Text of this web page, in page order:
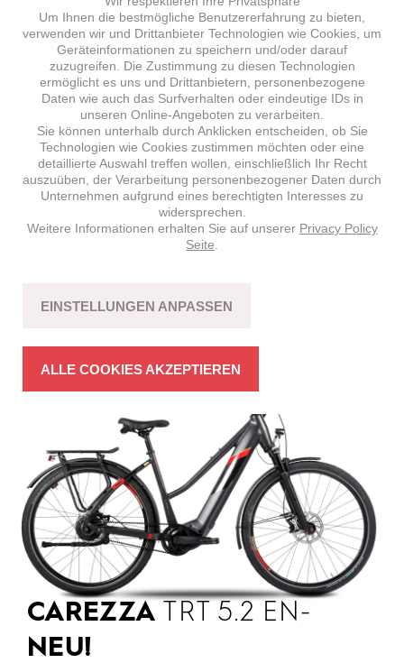
HT 5.1 –
Fahrspass mit Bikes in stimmiger Struktur.
CAREZZA TRT 5.2 EN-
NEU!
Um Ihnen die bestmögliche Benutzererfahrung zu bieten,
verwenden wir und Drittanbieter Technologien wie Cookies, um
Geräteinformationen zu speichern und/oder darauf
zuzugreifen. Die Zustimmung zu diesen Technologien
ermöglicht es uns und Drittanbietern, personenbezogene
Daten wie auch das Surfverhalten oder eindeutige IDs in
unseren Online-Angeboten zu verarbeiten.
Sie können unterhalb durch Anklicken entscheiden, ob Sie
Technologien wie Cookies zustimmen möchten oder eine
detaillierte Auswahl treffen wollen, einschließlich Ihr Recht
auszuüben, der Verarbeitung personenbezogener Daten durch
Unternehmen aufgrund eines berechtigten Interesses zu
widersprechen.
Weitere Informationen erhalten Sie auf unserer Privacy Policy
Seite
EINSTELLUNGEN ANPASSEN
ALLE COOKIES AKZEPTIEREN